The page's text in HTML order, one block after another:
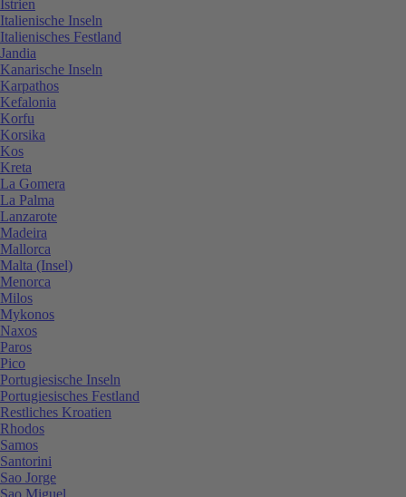
Istrien
Italienische Inseln
Italienisches Festland
Jandia
Kanarische Inseln
Karpathos
Kefalonia
Korfu
Korsika
Kos
Kreta
La Gomera
La Palma
Lanzarote
Madeira
Mallorca
Malta (Insel)
Menorca
Milos
Mykonos
Naxos
Paros
Pico
Portugiesische Inseln
Portugiesisches Festland
Restliches Kroatien
Rhodos
Samos
Santorini
Sao Jorge
Sao Miguel